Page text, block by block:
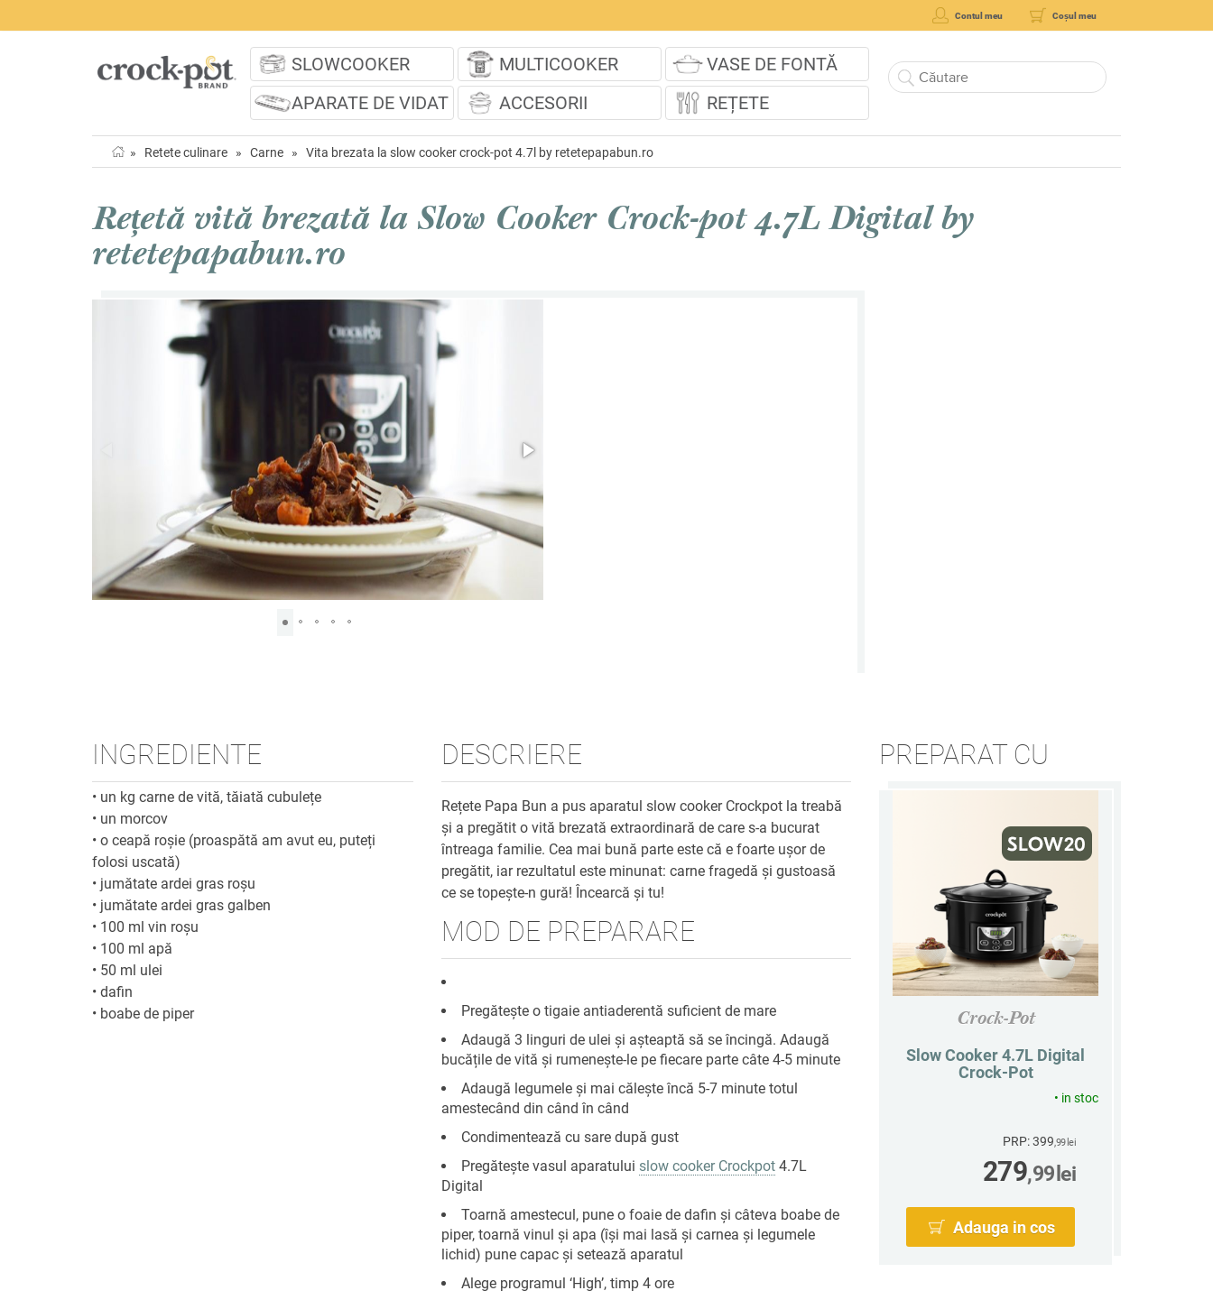
Contul meu Coșul meu
SLOWCOOKER MULTICOOKER
VASE DE FONTĂ
APARATE DE VIDAT
ACCESORII REȚETE
» Retete culinare » Carne » Vita brezata la slow cooker crock-pot 4.7l by retetepapabun.ro
Rețetă vită brezată la Slow Cooker Crock-pot 4.7L Digital by
retetepapabun.ro
INGREDIENTE
• un kg carne de vită, tăiată cubulețe
• un morcov
• o ceapă roșie (proaspătă am avut eu, puteți
folosi uscată)
• jumătate ardei gras roșu
• jumătate ardei gras galben
• 100 ml vin roșu
• 100 ml apă
• 50 ml ulei
• dafin
• boabe de piper
DESCRIERE
Rețete Papa Bun a pus aparatul slow cooker Crockpot la treabă
și a pregătit o vită brezată extraordinară de care s-a bucurat
întreaga familie. Cea mai bună parte este că e foarte ușor de
pregătit, iar rezultatul este minunat: carne fragedă și gustoasă
ce se topește-n gură! Încearcă și tu!
MOD DE PREPARARE
Pregătește o tigaie antiaderentă suficient de mare
Adaugă 3 linguri de ulei și așteaptă să se încingă. Adaugă
bucățile de vită și rumenește-le pe fiecare parte câte 4-5 minute
Adaugă legumele și mai călește încă 5-7 minute totul
amestecând din când în când
Condimentează cu sare după gust
Pregătește vasul aparatului slow cooker Crockpot 4.7L
Digital
Toarnă amestecul, pune o foaie de dafin și câteva boabe de
piper, toarnă vinul și apa (își mai lasă și carnea și legumele
lichid) pune capac și setează aparatul
Alege programul ‘High’, timp 4 ore
PREPARAT CU
Crock-Pot
Slow Cooker 4.7L Digital
Crock-Pot
• in stoc
PRP: 399,99 lei
279,99 lei
Adauga in cos